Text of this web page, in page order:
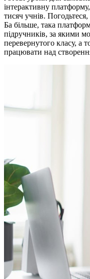
інтерактивну
тисяч учнів.
Ба більше, така
підручників, за якими
перевернутого класу, а
працювати над